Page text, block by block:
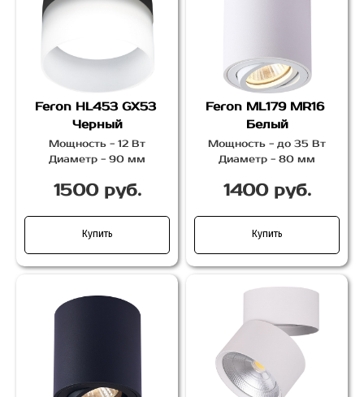
Feron HL453 GX53
Черный
Мощность - 12 Вт
Диаметр - 90 мм
1500 руб.
Купить
Feron ML179 MR16
Белый
Мощность - до 35 Вт
Диаметр - 80 мм
1400 руб.
Купить